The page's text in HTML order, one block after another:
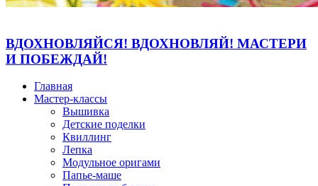
ВДОХНОВЛЯЙСЯ! ВДОХНОВЛЯЙ! МАСТЕРИ
И ПОБЕЖДАЙ!
Главная
Мастер-классы
Вышивка
Детские поделки
Квиллинг
Лепка
Модульное оригами
Папье-маше